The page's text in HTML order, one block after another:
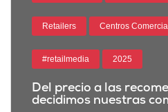
Retailers Centros
#retailmedia 2025
Del precio a las
decidimos nuestras